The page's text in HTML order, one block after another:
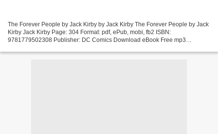
The Forever People by Jack Kirby by Jack Kirby The Forever People by Jack
Kirby Jack Kirby Page: 304 Format: pdf, ePub, mobi, fb2 ISBN:
9781779502308 Publisher: DC Comics Download eBook Free mp3